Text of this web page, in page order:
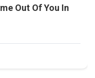
Out Of You In